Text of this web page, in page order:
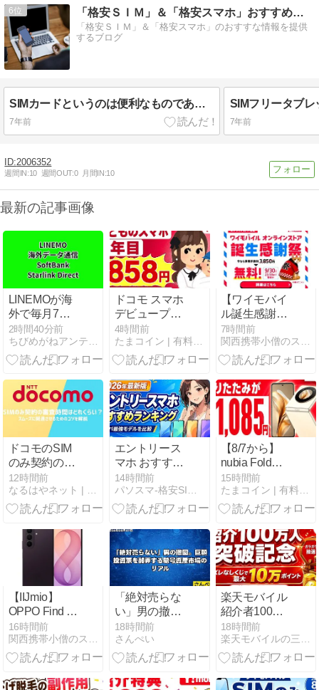
6 「格安ＳＩＭ」＆「格安スマホ」おすすめ情報ブログ
「格安ＳＩＭ」＆「格安スマホ」のおすすな情報を提供
するブログ
SIMカードというのは便利なものであり…
7年前
SIMフリータブ
7年前
2006352
週間IN:10 週間OUT:0 月間IN:10
最新の記事画像
LINEMOが海
外で毎月7日
間無制限に！
9月から衛星
通信も追加料
2時間40分前
ドコモ スマホ
デビュープラ
ン U15は1年
目858円？親
子割の条件と
4時間前
たまコイン | 有料級の優良ブログを目指す
【ワイモバイ
ル誕生感謝
祭】9/30まで
事務手数料無
料・5,000円相
一括値下げ
7時間前
ドコモのSIM
のみ契約の審
査時間はどれ
くらい？スム
ーズに開通さ
ツを解説
12時間前
エントリース
マホ おすすめ
ランキング
【2026年最新
版】 コスパ最
ルを徹底比較
14時間前
【8/7から】
nubia Foldが
実質月額1,085
円でレンタル
できる。ワイ
りたたみスマ
ホがキャンペ
ーン対象に。
15時間前
たまコイン | 有料級の優良ブログを目指す
【IIJmio】
OPPO Find X9
Ultra・Galaxy
Z Fold8・
Ultra・Z Flip8
円～
16時間前
「絶対売らな
い」男の撤
回。巨額投資
家を翻弄する
暗号資産市場
18時間前
さんぺい
楽天モバイル
紹介者100万
人突破記念キ
ャンペーンは
ハズレなし!最
トの条件を解
18時間前